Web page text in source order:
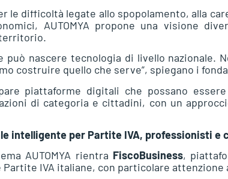
le difficoltà legate allo spopolamento, alla
AUTOMYA propone una visione
può nascere tecnologia di livello nazionale.
costruire quello che serve”, spiegano i
piattaforme digitali che possano
di categoria e cittadini, con un
intelligente per Partite IVA, professionisti e
AUTOMYA rientra FiscoBusiness,
IVA italiane, con particolare attenzione